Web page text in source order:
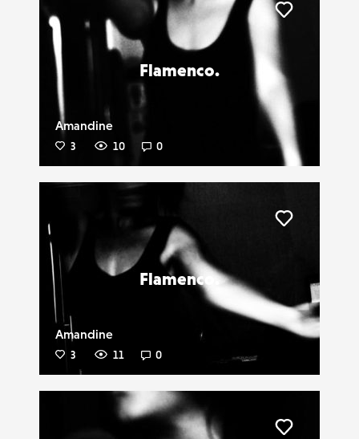
Flamenco.
Amandine
3 10 0
Flamenco.
Amandine
3 11 0